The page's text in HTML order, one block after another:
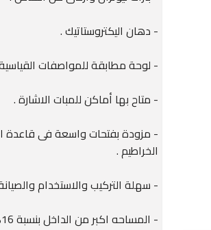
- دهان اليكتروستاتيك .
- لوحة مطابقة للمواصفات
- متاح بها أماكن للمبات الاشارة .
- مزودة بفتحات واسعة فى قاعدة
الخراطيم .
- سهلة التركيب والاستخدام
- المساحه اكبر من الداخل بنسبة 16% .